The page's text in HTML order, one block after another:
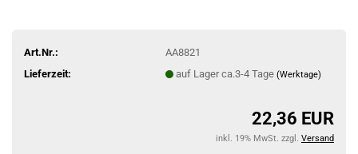
Art.Nr.:
AA8821
Lieferzeit:
auf Lager ca.3-4 Tage (Werktage)
22,36 EUR
inkl. 19% MwSt. zzgl. Versand